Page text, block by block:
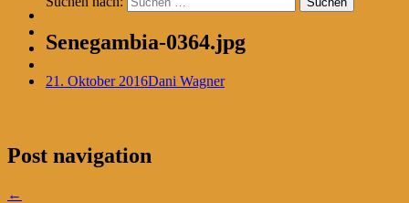
Senegambia-0364.jpg
21. Oktober 2016Dani Wagner
Post navigation
←